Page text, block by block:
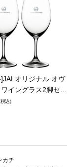
オリジナル オヴ
イングラス2脚セッ
ワイン）
税込）
カチ